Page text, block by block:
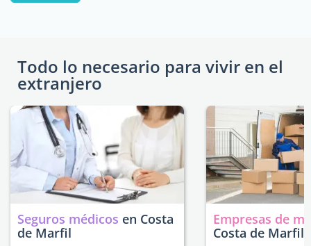
Todo lo necesario para vivir en el
extranjero
Seguros médicos en Costa
de Marfil
Empresas de
Costa de Marfil